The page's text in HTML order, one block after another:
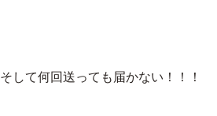
そして何回送っても届かない！！！